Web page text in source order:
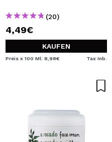
(20)
4,49€
KAUFEN
Preis x 100 Ml: 8,98€ Tax Inb.